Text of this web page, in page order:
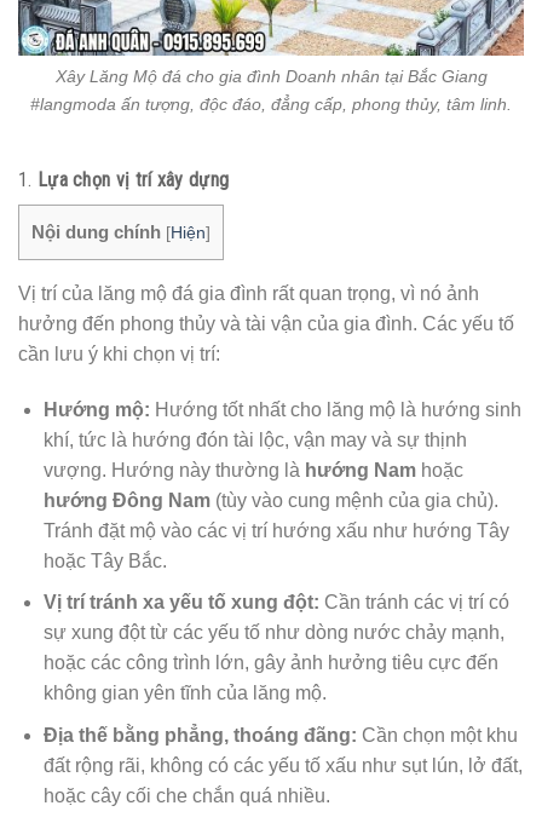
Xây Lăng Mộ đá cho gia đình Doanh nhân tại Bắc Giang
#langmoda ấn tượng, độc đáo, đẳng cấp, phong thủy, tâm linh.
1. Lựa chọn vị trí xây dựng
Nội dung chính [Hiện]
Vị trí của lăng mộ đá gia đình rất quan trọng, vì nó ảnh
hưởng đến phong thủy và tài vận của gia đình. Các yếu tố
cần lưu ý khi chọn vị trí:
Hướng mộ: Hướng tốt nhất cho lăng mộ là hướng sinh
khí, tức là hướng đón tài lộc, vận may và sự thịnh
vượng. Hướng này thường là hướng Namhoặc
hướng Đông Nam(tùy vào cung mệnh của gia chủ).
Tránh đặt mộ vào các vị trí hướng xấu như hướng Tây
hoặc Tây Bắc.
Vị trí tránh xa yếu tố xung đột: Cần tránh các vị trí có
sự xung đột từ các yếu tố như dòng nước chảy mạnh,
hoặc các công trình lớn, gây ảnh hưởng tiêu cực đến
không gian yên tĩnh của lăng mộ.
Địa thế bằng phẳng, thoáng đãng: Cần chọn một khu
đất rộng rãi, không có các yếu tố xấu như sụt lún, lở đất,
hoặc cây cối che chắn quá nhiều.